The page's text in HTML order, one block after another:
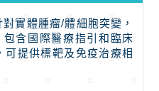
實體腫瘤/體細胞突變，
含國際醫療指引和臨床
提供標靶及免疫治療相